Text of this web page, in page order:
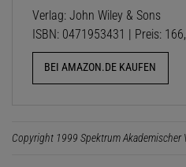
Verlag: John Wiley & Sons
ISBN: 0471953431 | Preis:
BEI AMAZON.DE KAUFEN
Copyright 1999 Spektrum Akademischer